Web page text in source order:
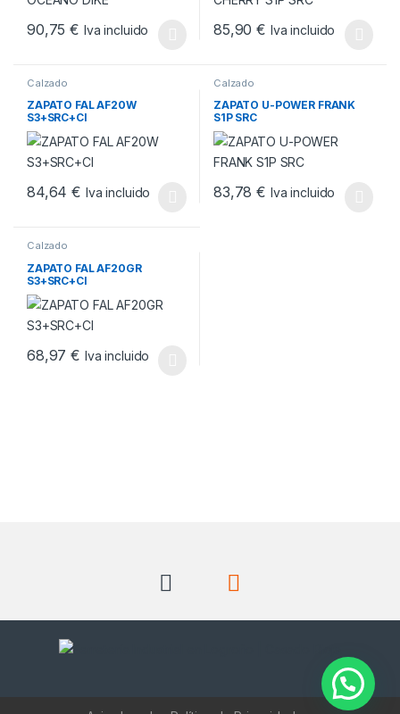
90,75€ Iva incluido
85,90€ Iva incluido
Calzado
ZAPATO FAL AF20W
S3+SRC+CI
84,64€ Iva incluido
Calzado
ZAPATO U-POWER FRANK
S1P SRC
83,78€ Iva incluido
Calzado
ZAPATO FAL AF20GR
S3+SRC+CI
68,97€ Iva incluido